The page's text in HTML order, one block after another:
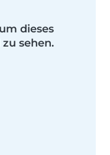
dieses
sehen.